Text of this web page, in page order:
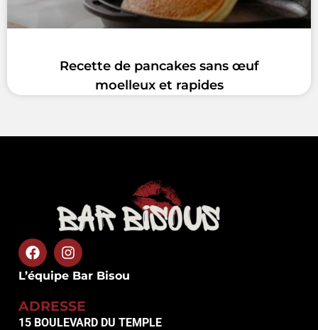
Recette de pancakes sans œuf
moelleux et rapides
L’équipe Bar Bisou
ADRESSE
15 BOULEVARD DU TEMPLE